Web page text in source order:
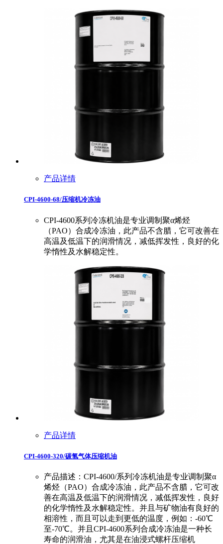
产品详情
CPI-4600-68/压缩机冷冻油
CPI-4600系列冷冻机油是专业调制聚α烯烃
（PAO）合成冷冻油，此产品不含腊，它可改善在
高温及低温下的润滑情况，减低挥发性，良好的化
学惰性及水解稳定性。
产品详情
CPI-4600-320/碳氢气体压缩机油
产品描述：CPI-4600/系列冷冻机油是专业调制聚α
烯烃（PAO）合成冷冻油，此产品不含腊，它可改
善在高温及低温下的润滑情况，减低挥发性，良好
的化学惰性及水解稳定性。并且与矿物油有良好的
相溶性，而且可以走到更低的温度，例如：-60℃
至-70℃。并且CPI-4600系列合成冷冻油是一种长
寿命的润滑油，尤其是在油浸式螺杆压缩机